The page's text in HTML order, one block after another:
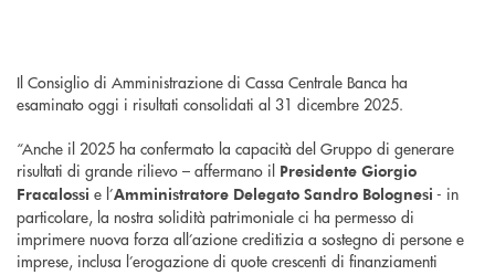
Il Consiglio di Amministrazione di Cassa Centrale Banca ha
esaminato oggi i risultati consolidati al 31 dicembre 2025.
“Anche il 2025 ha confermato la capacità del Gruppo di generare
risultati di grande rilievo – affermano il Presidente Giorgio
Fracalossi e l’Amministratore Delegato Sandro Bolognesi - in
particolare, la nostra solidità patrimoniale ci ha permesso di
imprimere nuova forza all’azione creditizia a sostegno di persone e
imprese, inclusa l’erogazione di quote crescenti di finanziamenti